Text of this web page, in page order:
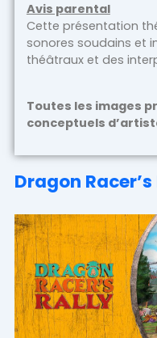
Avis parental
Cette présentation
sonores soudains et
théâtraux et des
Toutes les images
conceptuels
Dragon